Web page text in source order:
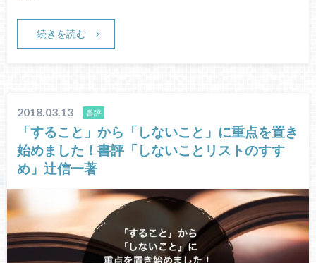
続きを読む
2018.03.13 書評
「すること」から「しないこと」に重点を置き
始めました！書評「しないことリストのすす
め」辻信一著